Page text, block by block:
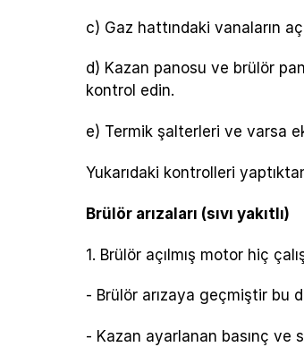
c) Gaz hattındaki vanaların
d) Kazan panosu ve brülör
kontrol edin.
e) Termik şalterleri ve varsa
Yukarıdaki kontrolleri
Brülör arızaları (sıvı yakıtlı)
1. Brülör açılmış motor hiç
- Brülör arızaya geçmiştir bu
- Kazan ayarlanan basınç ve